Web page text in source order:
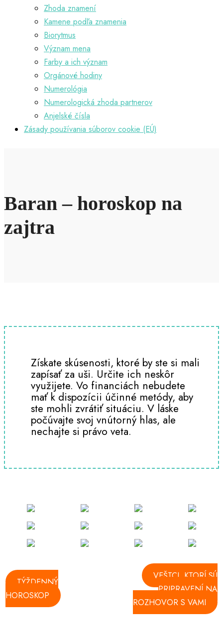
Zhoda znamení
Kamene podľa znamenia
Biorytmus
Význam mena
Farby a ich význam
Orgánové hodiny
Numerológia
Numerologická zhoda partnerov
Anjelské čísla
Zásady používania súborov cookie (EÚ)
Baran – horoskop na
zajtra
Získate skúsenosti, ktoré by ste si mali
zapísať za uši. Určite ich neskôr
využijete. Vo financiách nebudete
mať k dispozícii účinné metódy, aby
ste mohli zvrátiť situáciu. V láske
počúvajte svoj vnútorný hlas, ale
nechajte si právo veta.
TÝŽDENNÝ
HOROSKOP
VEŠTCI, KTORÍ SÚ
PRIPRAVENÍ NA
ROZHOVOR S VAMI